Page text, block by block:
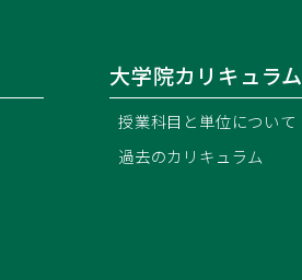
大学院カリキュラム
授業科目と単位について
過去のカリキュラム